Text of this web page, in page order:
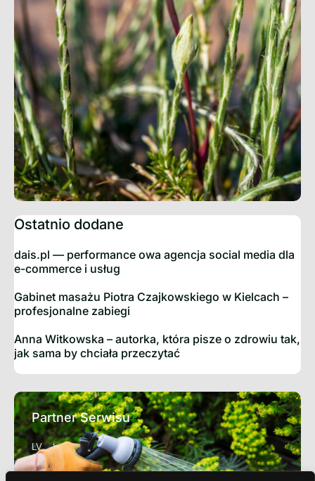
Ostatnio dodane
dais.pl — performance owa agencja social media dla
e-commerce i usług
Gabinet masażu Piotra Czajkowskiego w Kielcach –
profesjonalne zabiegi
Anna Witkowska – autorka, która pisze o zdrowiu tak,
jak sama by chciała przeczytać
Partner Serwisu
LV